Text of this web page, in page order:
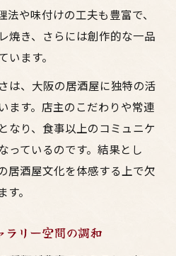
や味付けの工夫も豊富で、
焼き、さらには創作的な一品
ます。
は、大阪の居酒屋に独特の活
ます。店主のこだわりや常連
なり、食事以上のコミュニケ
っているのです。結果とし
居酒屋文化を体感する上で欠
。
ラリー空間の調和